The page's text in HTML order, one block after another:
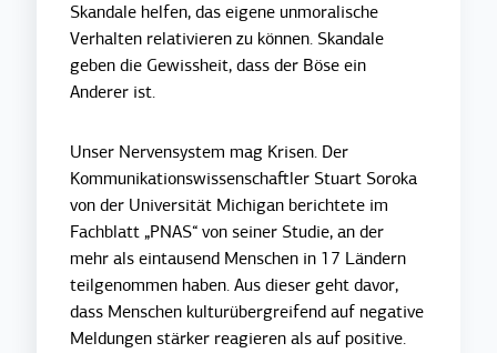
Skandale helfen, das eigene unmoralische
Verhalten relativieren zu können. Skandale
geben die Gewissheit, dass der Böse ein
Anderer ist.
Unser Nervensystem mag Krisen. Der
Kommunikationswissenschaftler Stuart Soroka
von der Universität Michigan berichtete im
Fachblatt „PNAS“ von seiner Studie, an der
mehr als eintausend Menschen in 17 Ländern
teilgenommen haben. Aus dieser geht davor,
dass Menschen kulturübergreifend auf negative
Meldungen stärker reagieren als auf positive.